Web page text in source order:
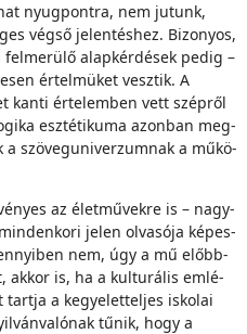
nyugpontra, nem ju­tunk,
vég­ső je­len­tés­hez. Bi­zo­nyos,
alap­kér­dé­sek pe­dig –
ér­tel­mü­ket vesz­tik. A
kanti ér­te­lem­ben vett szép­ről
esz­té­ti­ku­ma azon­ban meg­
a szö­veg­uni­ver­zum­nak a mű­kö­
az élet­mű­vek­re is – nagy­
je­len ol­va­só­ja ké­pes-
nem, úgy a mű előbb-
ak­kor is, ha a kul­tu­rá­lis em­lé­
a kegyeletteljes is­ko­lai
tű­nik, hogy a